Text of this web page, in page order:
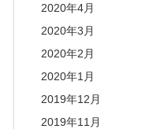
2020年4月
2020年3月
2020年2月
2020年1月
2019年12月
2019年11月